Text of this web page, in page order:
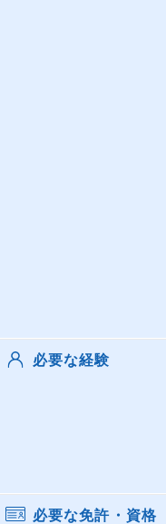
必要な経験
必要な免許・資格